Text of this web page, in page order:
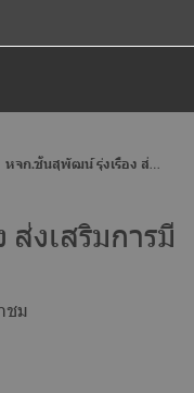
หจก.ชั้นสุพัฒน์ รุ่งเรือง ส่งเสริมการมีงานทำในบ้านเกิด
งเสริมการมี
ชม